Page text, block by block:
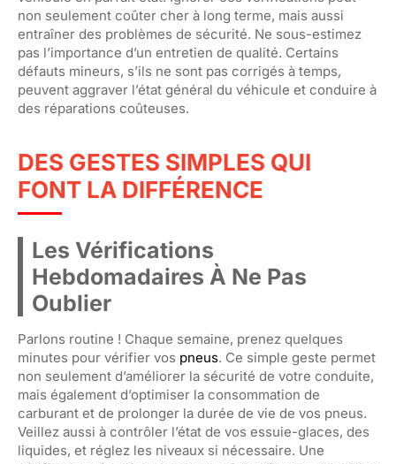
non seulement coûter cher à long terme, mais aussi
entraîner des problèmes de sécurité. Ne sous-estimez
pas l’importance d’un entretien de qualité. Certains
défauts mineurs, s’ils ne sont pas corrigés à temps,
peuvent aggraver l’état général du véhicule et conduire à
des réparations coûteuses.
DES GESTES SIMPLES QUI
FONT LA DIFFÉRENCE
Les Vérifications
Hebdomadaires À Ne Pas
Oublier
Parlons routine ! Chaque semaine, prenez quelques
minutes pour vérifier vos pneus. Ce simple geste permet
non seulement d’améliorer la sécurité de votre conduite,
mais également d’optimiser la consommation de
carburant et de prolonger la durée de vie de vos pneus.
Veillez aussi à contrôler l’état de vos essuie-glaces, des
liquides, et réglez les niveaux si nécessaire. Une